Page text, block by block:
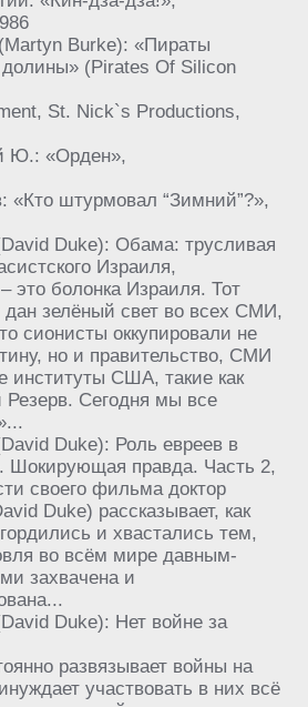
Burke): «Пираты
(Pirates Of Silicon
St. Nick`s Productions,
Ю.: «Орден»,
«Кто штурмовал “Зимний”?»,
Duke): Обама: трусливая
Израиля,
это болонка Израиля. Тот
дан зелёный свет во всех СМИ,
сионисты оккупировали не
но и правительство, СМИ
институты США, такие как
Сегодня мы все
Duke): Роль евреев в
Шокирующая правда. Часть 2,
своего фильма доктор
Duke) рассказывает, как
и хвастались тем,
во всём мире давным-
захвачена и
Duke): Нет войне за
развязывает войны на
участвовать в них всё